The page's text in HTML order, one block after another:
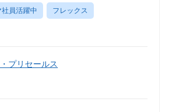
社員活躍中 フレックス
プリセールス